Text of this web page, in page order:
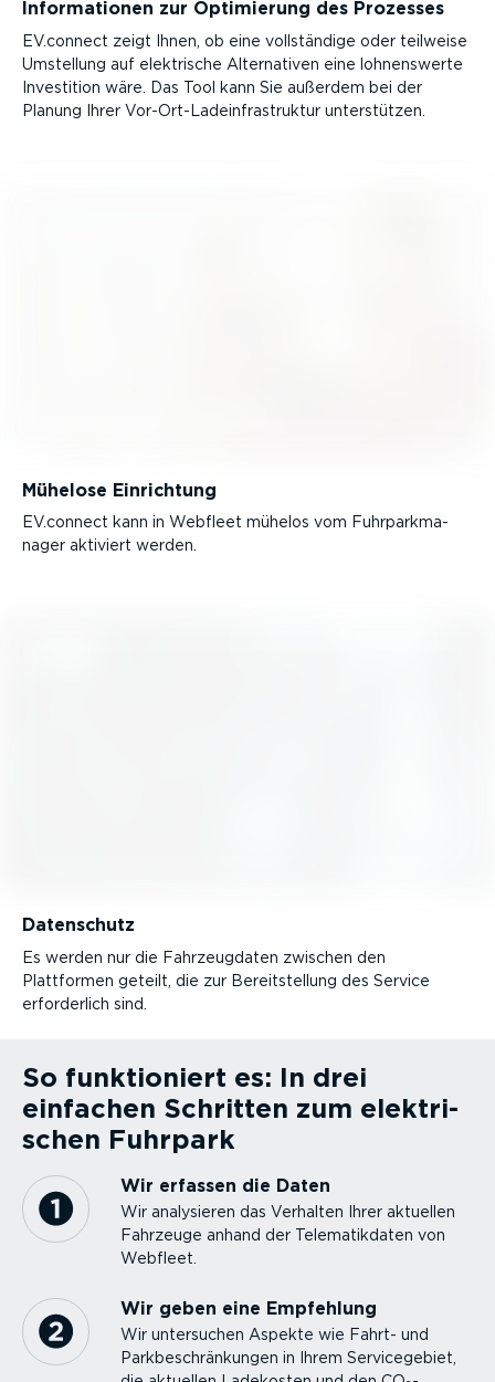
Infor­ma­tionen zur Optimierung des Prozesses
EV.connect zeigt Ihnen, ob eine vollständige oder teilweise
Umstellung auf elektrische Alter­na­tiven eine lohnens­werte
Investition wäre. Das Tool kann Sie außerdem bei der
Planung Ihrer Vor-Or­t-­Lad­ein­fra­struktur unter­stützen.
Mühelose Einrichtung
EV.connect kann in Webfleet mühelos vom Fuhrpark­ma­
nager aktiviert werden.
Datenschutz
Es werden nur die Fahrzeug­daten zwischen den
Plattformen geteilt, die zur Bereit­stellung des Service
erfor­derlich sind.
So funktio­niert es: In drei
einfachen Schritten zum elektri­
schen Fuhrpark
Wir erfassen die Daten
Wir analysieren das Verhalten Ihrer aktuellen
Fahrzeuge anhand der Telema­tik­daten von
Webfleet.
Wir geben eine Empfehlung
Wir untersuchen Aspekte wie Fahrt- und
Parkbe­schrän­kungen in Ihrem Service­gebiet,